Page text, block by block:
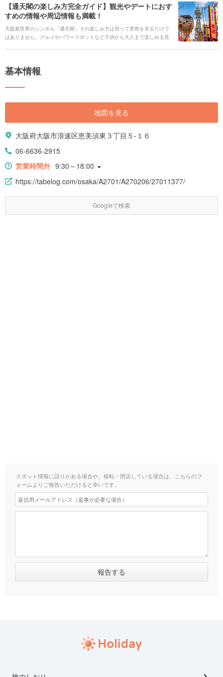
【通天閣の楽しみ方完全ガイド】観光やデートにおす
すめの情報や周辺情報も満載！
大阪新世界のシンボル「通天閣」その楽しみ方は登って景色を見るだけで
はありません。グルメやパワースポットなど子供から大人まで楽しめる見
基本情報
地図を見る
大阪府大阪市浪速区恵美須東３丁目５-１６
06-6636-2915
営業時間外 9:30～18:00
https://tabelog.com/osaka/A2701/A270206/27011377/
Googleで検索
スポット情報に誤りがある場合や、移転・閉店している場合は、こちらのフ
ォームよりご報告いただけると幸いです。